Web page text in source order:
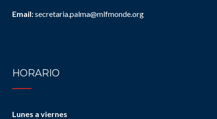
Email:secretaria.palma@mlfmonde.org
HORARIO
Lunes a viernes